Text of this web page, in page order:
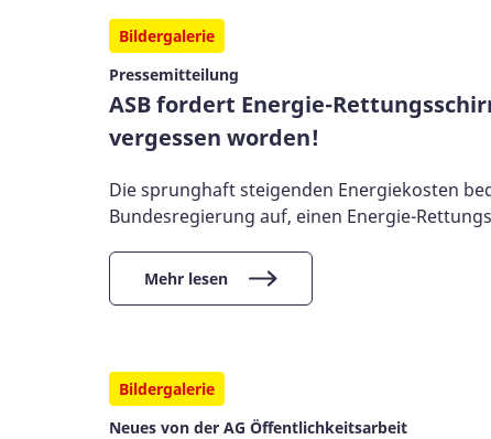
Bildergalerie
Pressemitteilung
ASB fordert Energie-
vergessen worden!
Die sprunghaft steigenden Energiekosten
Bundesregierung auf, einen Energie-
Mehr lesen
Bildergalerie
Neues von der AG Öffentlichkeitsarbeit